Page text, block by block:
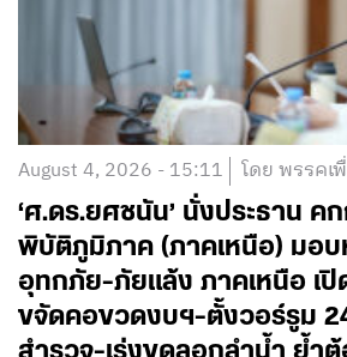
August 4, 2026 - 15:11 โดย พรรคเ
‘ศ.ดร.ยศชนัน’ นั่งประธาน ค
พิบัติภูมิภาค (ภาคเหนือ) มอ
อุทกภัย-ภัยแล้ง ภาคเหนือ เ
ขจัดคอขวดงบฯ-ตั้งวอร์รูม
สำรวจ-เร่งขุดลอกลำน้ำ ย้ำต้